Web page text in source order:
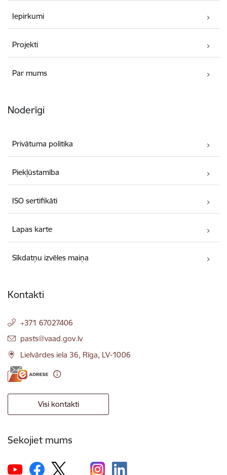
Iepirkumi
Projekti
Par mums
Noderīgi
Privātuma politika
Piekļūstamība
ISO sertifikāti
Lapas karte
Sīkdatņu izvēles maiņa
Kontakti
+371 67027406
E-pasts:
pasts@vaad.gov.lv
Lielvārdes iela 36, Rīga, LV-1006
Visi kontakti
Sekojiet mums